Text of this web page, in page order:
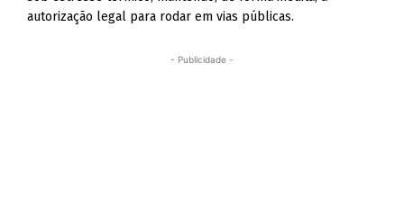
autorização legal para rodar em vias públicas.
- Publicidade -